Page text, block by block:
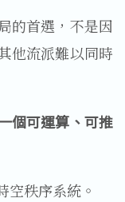
的首選，不是因
他流派難以同時
個可運算、可推
空秩序系統。